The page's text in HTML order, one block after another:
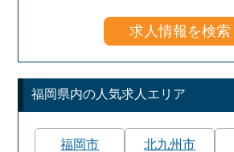
福岡県内の人気求人エリア
福岡市 北九州市